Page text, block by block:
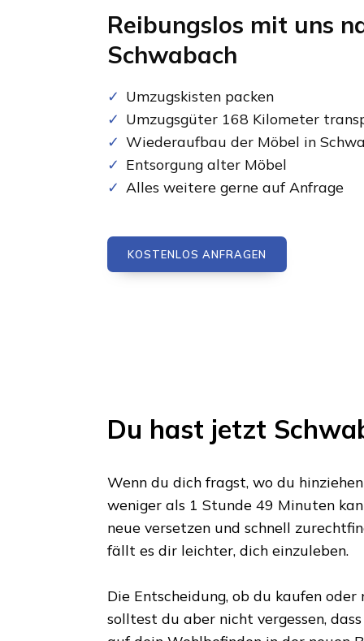
Reibungslos mit uns
Schwabach
Umzugskisten packen
Umzugsgüter 168 Kilometer
Wiederaufbau der Möbel in
Entsorgung alter Möbel
Alles weitere gerne auf Anfrage
KOSTENLOS ANFRAGEN
Du hast jetzt
Wenn du dich fragst, wo du
weniger als 1 Stunde 49 Minuten
neue versetzen und schnell
fällt es dir leichter, dich einzuleben.
Die Entscheidung, ob du kaufen
solltest du aber nicht vergessen,